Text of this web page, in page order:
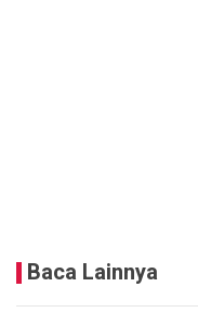
Baca Lainnya